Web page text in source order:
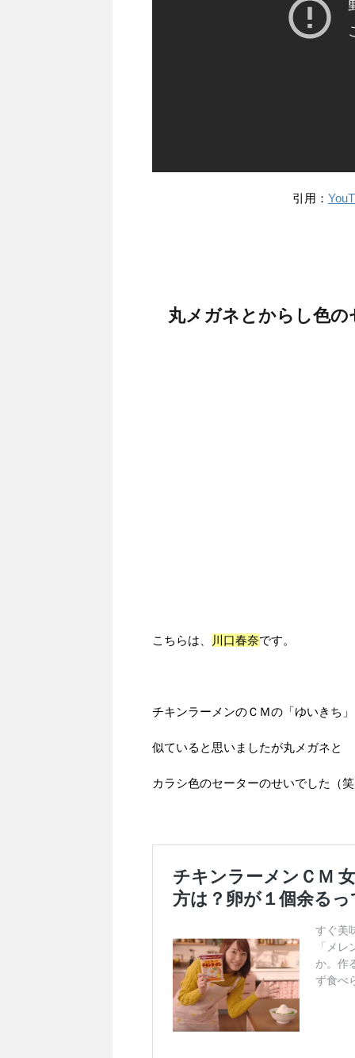
引用：
丸メガネとからし色の
こちらは、 川口春奈です。
チキンラーメンのＣＭの「ゆいきち
似ていると思いましたが丸メガネと
カラシ色のセーターのせいでした（